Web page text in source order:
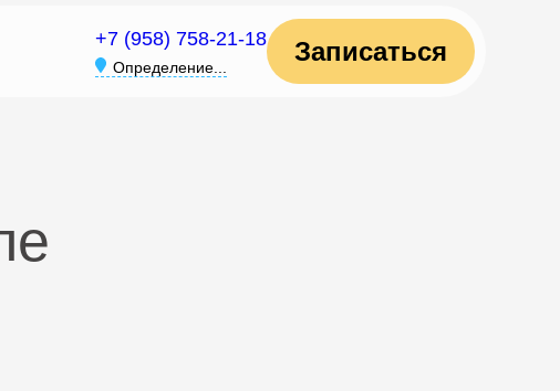
+7 (958) 758-21-18
Определение...
Записаться